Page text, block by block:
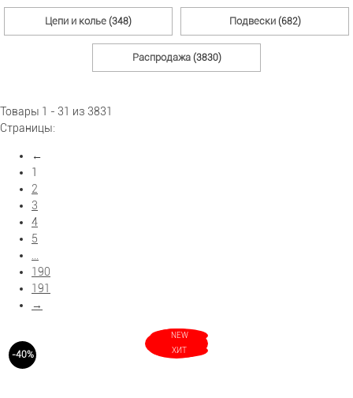
Цепи и колье (348) Подвески (682)
Распродажа (3830)
Товары 1 - 31 из 3831
Страницы:
←
1
2
3
4
5
190
191
→
-40%
NEW
ХИТ